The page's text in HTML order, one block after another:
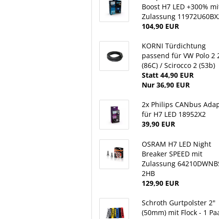
Boost H7 LED +300%
Zulassung
104,90 EUR
KORNI Türdichtung
passend für VW Polo 2
(86C) / Scirocco 2 (53b)
Statt 44,90 EUR
Nur 36,90 EUR
2x Philips CANbus
für H7 LED 18952X2
39,90 EUR
OSRAM H7 LED Night
Breaker SPEED mit
Zulassung
2HB
129,90 EUR
Schroth Gurtpolster 2"
(50mm) mit Flock - 1